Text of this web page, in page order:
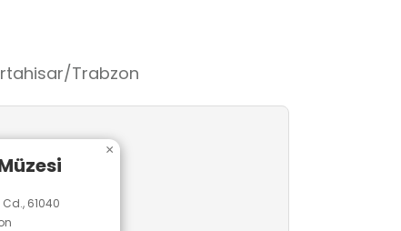
Büyük Önder Haziran
diyordu: “İnsanın serveti manevi
Bunları milletime vermekten
müzeye dönüştürülerek hizmete
Trabzon
61040
×